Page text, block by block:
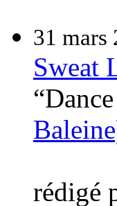
31 mars
Sweat
rédigé